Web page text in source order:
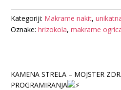
Kategoriji: Makrame nakit,
Oznake:hrizokola,makrame
KAMENA STRELA – MOJSTER
PROGRAMIRANJA